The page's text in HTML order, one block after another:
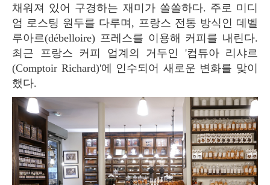
채워져 있어 구경하는 재미가 쏠쏠하다. 주로 미디
엄 로스팅 원두를 다루며, 프랑스 전통 방식인 데벨
루아르(débelloire) 프레스를 이용해 커피를 내린다.
최근 프랑스 커피 업계의 거두인 '컴튜아 리샤르
(Comptoir Richard)'에 인수되어 새로운 변화를 맞이
했다.